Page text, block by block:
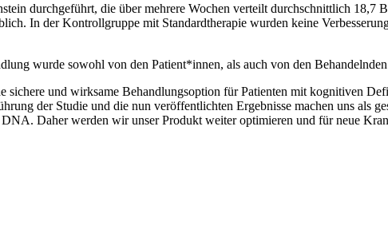
durchgeführt, die über mehrere Wochen verteilt durchschnittlich 18,7
In der Kontrollgruppe mit Standardtherapie wurden keine
wurde sowohl von den Patient*innen, als auch von den
und wirksame Behandlungsoption für Patienten mit kognitiven
der Studie und die nun veröffentlichten Ergebnisse machen uns als
Daher werden wir unser Produkt weiter optimieren und für neue